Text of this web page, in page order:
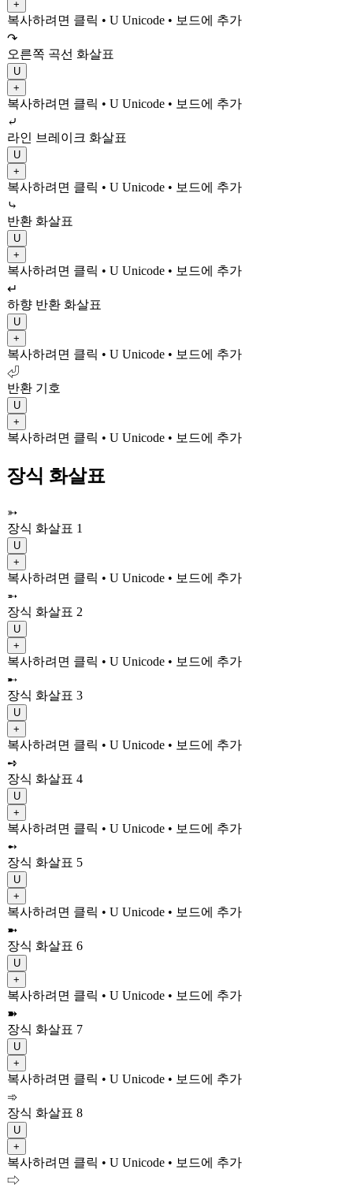
+
복사하려면 클릭 • U Unicode • 보드에 추가
↷
오른쪽 곡선 화살표
U
+
복사하려면 클릭 • U Unicode • 보드에 추가
⤶
라인 브레이크 화살표
U
+
복사하려면 클릭 • U Unicode • 보드에 추가
⤷
반환 화살표
U
+
복사하려면 클릭 • U Unicode • 보드에 추가
↵
하향 반환 화살표
U
+
복사하려면 클릭 • U Unicode • 보드에 추가
⏎
반환 기호
U
+
복사하려면 클릭 • U Unicode • 보드에 추가
장식 화살표
➳
장식 화살표 1
U
+
복사하려면 클릭 • U Unicode • 보드에 추가
➵
장식 화살표 2
U
+
복사하려면 클릭 • U Unicode • 보드에 추가
➸
장식 화살표 3
U
+
복사하려면 클릭 • U Unicode • 보드에 추가
➺
장식 화살표 4
U
+
복사하려면 클릭 • U Unicode • 보드에 추가
➻
장식 화살표 5
U
+
복사하려면 클릭 • U Unicode • 보드에 추가
➼
장식 화살표 6
U
+
복사하려면 클릭 • U Unicode • 보드에 추가
➽
장식 화살표 7
U
+
복사하려면 클릭 • U Unicode • 보드에 추가
➾
장식 화살표 8
U
+
복사하려면 클릭 • U Unicode • 보드에 추가
⇨